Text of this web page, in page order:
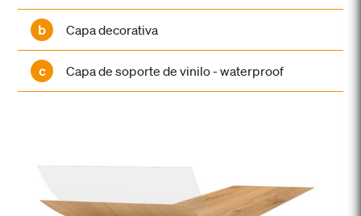
b Capa decorativa
c Capa de soporte de vinilo - waterproof